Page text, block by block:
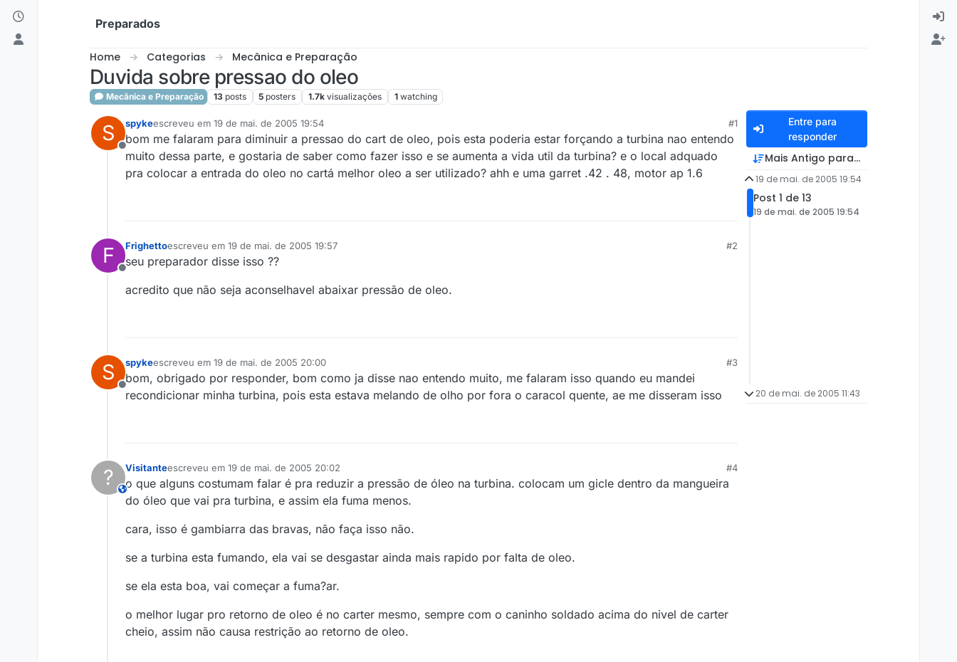
Skip to content
Preparados
Home Categorias Mecânica e Preparação
Duvida sobre pressao do oleo
Mecânica e Preparação 13 posts 5 posters 1.7k visualizações 1 watching
S
Offline
spykeescreveu em 19 de mai. de 2005 19:54
última edição por
#1
bom me falaram para diminuir a pressao do cart de oleo, pois esta poderia estar forçando a turbina nao entendo
muito dessa parte, e gostaria de saber como fazer isso e se aumenta a vida util da turbina? e o local adquado
pra colocar a entrada do oleo no cartá melhor oleo a ser utilizado? ahh e uma garret .42 . 48, motor ap 1.6
F
Offline
Frighettoescreveu em 19 de mai. de 2005 19:57
última edição por
#2
seu preparador disse isso ??
acredito que não seja aconselhavel abaixar pressão de oleo.
S
Offline
spykeescreveu em 19 de mai. de 2005 20:00
última edição por
#3
bom, obrigado por responder, bom como ja disse nao entendo muito, me falaram isso quando eu mandei
recondicionar minha turbina, pois esta estava melando de olho por fora o caracol quente, ae me disseram isso
? This user is from outside of this forum
Visitanteescreveu em 19 de mai. de 2005 20:02
última edição por
#4
o que alguns costumam falar é pra reduzir a pressão de óleo na turbina. colocam um gicle dentro da mangueira
do óleo que vai pra turbina, e assim ela fuma menos.
cara, isso é gambiarra das bravas, não faça isso não.
se a turbina esta fumando, ela vai se desgastar ainda mais rapido por falta de oleo.
se ela esta boa, vai começar a fuma?ar.
o melhor lugar pro retorno de oleo é no carter mesmo, sempre com o caninho soldado acima do nivel de carter
cheio, assim não causa restrição ao retorno de oleo.
Entre para
responder
Mais Antigo para Mais Recente
19 de mai. de 2005 19:54
Post 1 de 13
19 de mai. de 2005 19:54
20 de mai. de 2005 11:43